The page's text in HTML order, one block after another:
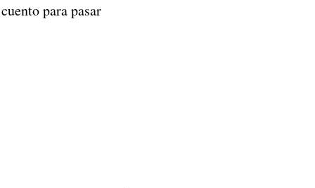
para pasar